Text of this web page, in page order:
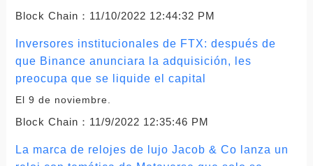
Block Chain： 11/10/2022 12:44:32 PM
Inversores institucionales de FTX: después de
que Binance anunciara la adquisición, les
preocupa que se liquide el capital
El 9 de noviembre.
Block Chain： 11/9/2022 12:35:46 PM
La marca de relojes de lujo Jacob & Co lanza un